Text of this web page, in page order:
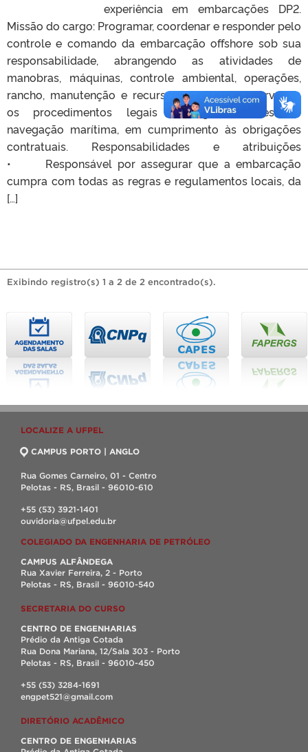
experiência em embarcações DP2.
Missão do cargo: Programar, coordenar e responder pelo
controle e comando da embarcação offshore sob sua
responsabilidade, abrangendo as atividades de
manobras, máquinas, controle ambiental, operações,
rancho, manutenção e recursos humanos, observando
os procedimentos legais e regulamentares de
navegação marítima, em cumprimento às obrigações
contratuais. Responsabilidades e atribuições
• Responsável por assegurar que a embarcação
cumpra com todas as regras e regulamentos locais, da
[…]
Exibindo registro(s) 1 a 2 de 2 encontrado(s).
LOCALIZE A UFPEL
CAMPUS PORTO | ANGLO
Rua Gomes Carneiro, 01 - Centro
Pelotas - RS, Brasil - 96010-610
+55 (53) 3921-1401
ouvidoria@ufpel.edu.br
COLEGIADO DA ENGENHARIA DE PETRÓLEO
CAMPUS ALFÂNDEGA
Rua Xavier Ferreira, 2 - Porto
Pelotas - RS, Brasil - 96010-540
SECRETARIA DO CURSO
CENTRO DE ENGENHARIAS
Prédio da Antiga Cotada
Rua Dona Mariana, 12/Sala 303 - Porto
Pelotas - RS, Brasil - 96010-450
+55 (53) 3284-1691
engpet521@gmail.com
DIRETÓRIO ACADÊMICO
CENTRO DE ENGENHARIAS